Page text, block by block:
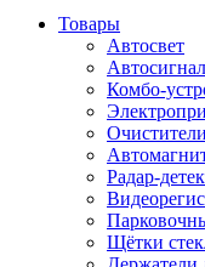
Товары
Автосвет
Комбо-
Радар-
Щётки